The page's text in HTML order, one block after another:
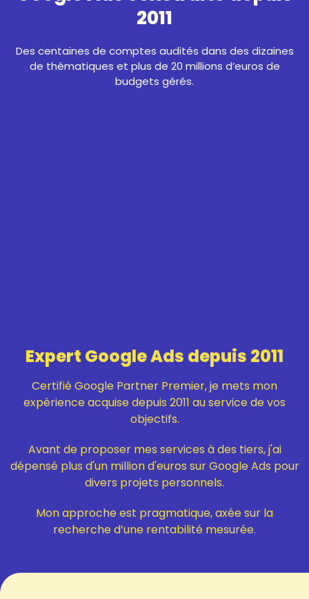
2011
Des centaines de comptes audités dans des dizaines
de thématiques et plus de 20 millions d’euros de
budgets gérés.
Expert Google Ads depuis 2011
Certifié Google Partner Premier, je mets mon
expérience acquise depuis 2011 au service de vos
objectifs.
Avant de proposer mes services à des tiers, j'ai
dépensé plus d'un million d'euros sur Google Ads pour
divers projets personnels.
Mon approche est pragmatique, axée sur la
recherche d’une rentabilité mesurée.